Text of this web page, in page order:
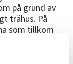
på grund av
trähus. På
som tillkom